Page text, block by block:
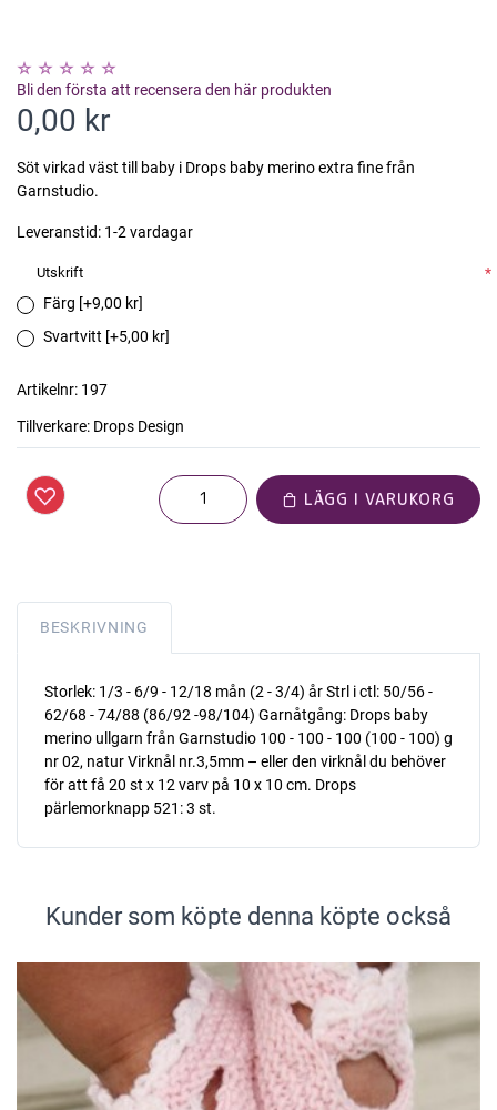
Bli den första att recensera den här produkten
0,00 kr
Söt virkad väst till baby i Drops baby merino extra fine från
Garnstudio.
Leveranstid: 1-2 vardagar
Utskrift
*
Färg [+9,00 kr]
Svartvitt [+5,00 kr]
Artikelnr: 197
Tillverkare: Drops Design
LÄGG I VARUKORG
BESKRIVNING
Storlek: 1/3 - 6/9 - 12/18 mån (2 - 3/4) år Strl i ctl: 50/56 -
62/68 - 74/88 (86/92 -98/104) Garnåtgång: Drops baby
merino ullgarn från Garnstudio 100 - 100 - 100 (100 - 100) g
nr 02, natur Virknål nr.3,5mm – eller den virknål du behöver
för att få 20 st x 12 varv på 10 x 10 cm. Drops
pärlemorknapp 521: 3 st.
Kunder som köpte denna köpte också